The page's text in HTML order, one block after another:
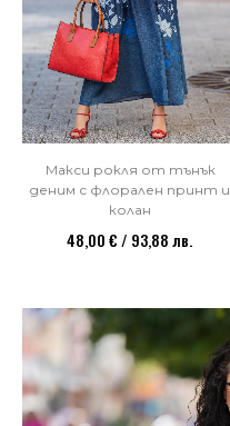
Макси рокля от тънък
деним с флорален принт и
колан
48,00 € / 93,88 лв.